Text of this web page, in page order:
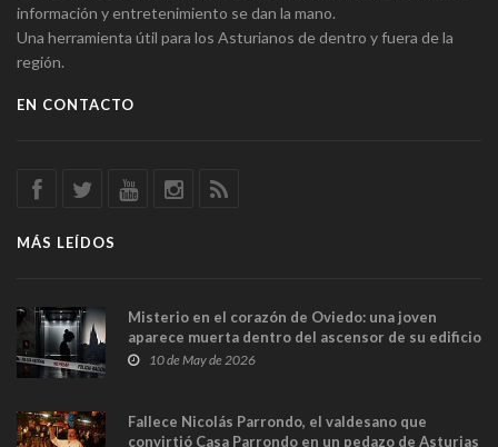
información y entretenimiento se dan la mano.
Una herramienta útil para los Asturianos de dentro y fuera de la
región.
EN CONTACTO
MÁS LEÍDOS
Misterio en el corazón de Oviedo: una joven
aparece muerta dentro del ascensor de su edificio
y las cámaras captan sus últimos minutos
10 de May de 2026
Fallece Nicolás Parrondo, el valdesano que
convirtió Casa Parrondo en un pedazo de Asturias